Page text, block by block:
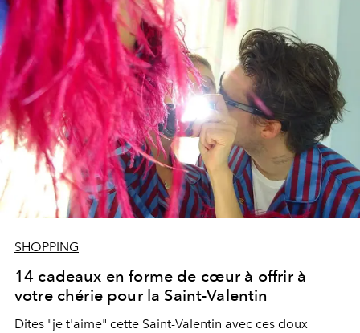
SHOPPING
14 cadeaux en forme de cœur à offrir à
votre chérie pour la Saint-Valentin
Dites "je t'aime" cette Saint-Valentin avec ces doux